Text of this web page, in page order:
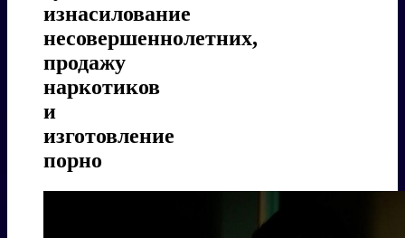
изнасилование
несовершеннолетних,
продажу
наркотиков
и
изготовление
порно